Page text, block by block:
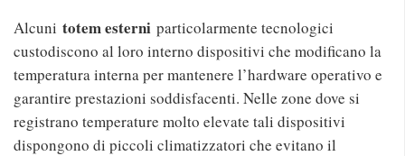
Alcuni totem esterni particolarmente tecnologici
custodiscono al loro interno dispositivi che modificano la
temperatura interna per mantenere l’hardware operativo e
garantire prestazioni soddisfacenti. Nelle zone dove si
registrano temperature molto elevate tali dispositivi
dispongono di piccoli climatizzatori che evitano il